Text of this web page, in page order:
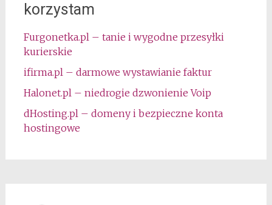
korzystam
Furgonetka.pl – tanie i wygodne przesyłki
kurierskie
ifirma.pl – darmowe wystawianie faktur
Halonet.pl – niedrogie dzwonienie Voip
dHosting.pl – domeny i bezpieczne konta
hostingowe